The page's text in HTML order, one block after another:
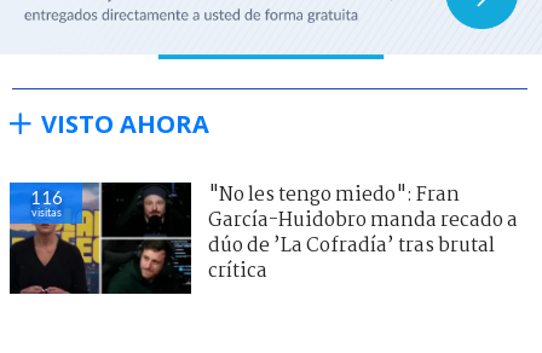
VISTO AHORA
116
visitas
"No les tengo miedo": Fran
García-Huidobro manda recado a
dúo de ’La Cofradía’ tras brutal
crítica